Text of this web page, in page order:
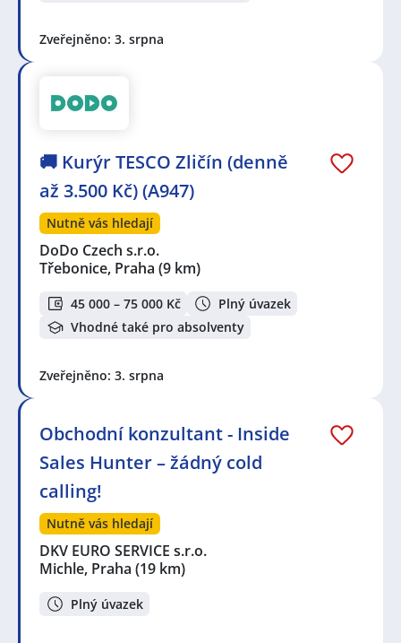
Zveřejněno: 3. srpna
🚚 Kurýr TESCO Zličín (denně
až 3.500 Kč) (A947)
Nutně vás hledají
DoDo Czech s.r.o.
Třebonice, Praha (9 km)
45 000 – 75 000 Kč
Plný úvazek
Vhodné také pro absolventy
Zveřejněno: 3. srpna
Obchodní konzultant - Inside
Sales Hunter – žádný cold
calling!
Nutně vás hledají
DKV EURO SERVICE s.r.o.
Michle, Praha (19 km)
Plný úvazek